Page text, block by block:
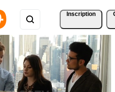
Inscription